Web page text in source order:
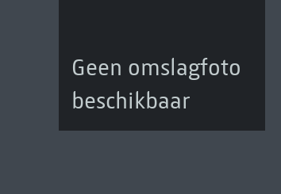
Geen omslagfoto
beschikbaar